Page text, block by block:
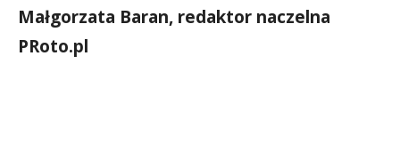
Małgorzata Baran, redaktor naczelna
PRoto.pl